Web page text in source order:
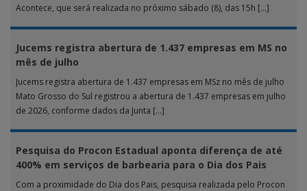
Acontece, que será realizada no próximo sábado (8), das 15h […]
Jucems registra abertura de 1.437 empresas em MS no
mês de julho
Jucems registra abertura de 1.437 empresas em MSz no mês de julho
Mato Grosso do Sul registrou a abertura de 1.437 empresas em julho
de 2026, conforme dados da Junta […]
Pesquisa do Procon Estadual aponta diferença de até
400% em serviços de barbearia para o Dia dos Pais
Com a proximidade do Dia dos Pais, pesquisa realizada pelo Procon